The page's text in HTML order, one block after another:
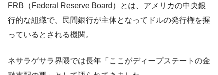
FRB（Federal Reserve Board）とは、アメリカの中央銀
行的な組織で、民間銀行が主体となってドルの発行権を握
っているとされる機関。
ネサラゲサラ界隈では長年「ここがディープステートの金